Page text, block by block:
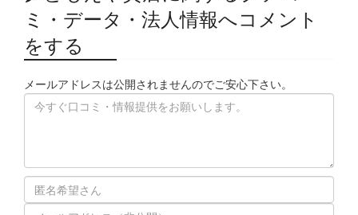
ミ・データ・法人情報へコメント
をする
メールアドレスは公開されませんのでご安心下さい。